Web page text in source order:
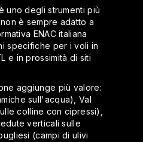
uno degli strumenti più
è sempre adatto a
ENAC italiana
specifiche per i voli in
e in prossimità di siti
aggiunge più valore:
sull'acqua), Val
colline con cipressi),
verticali sulle
(campi di ulivi